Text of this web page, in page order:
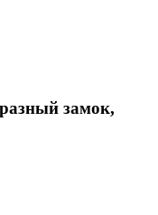
замок,